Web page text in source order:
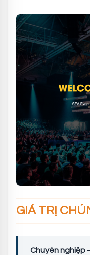
GIÁ TRỊ
Chuyên nghiệp